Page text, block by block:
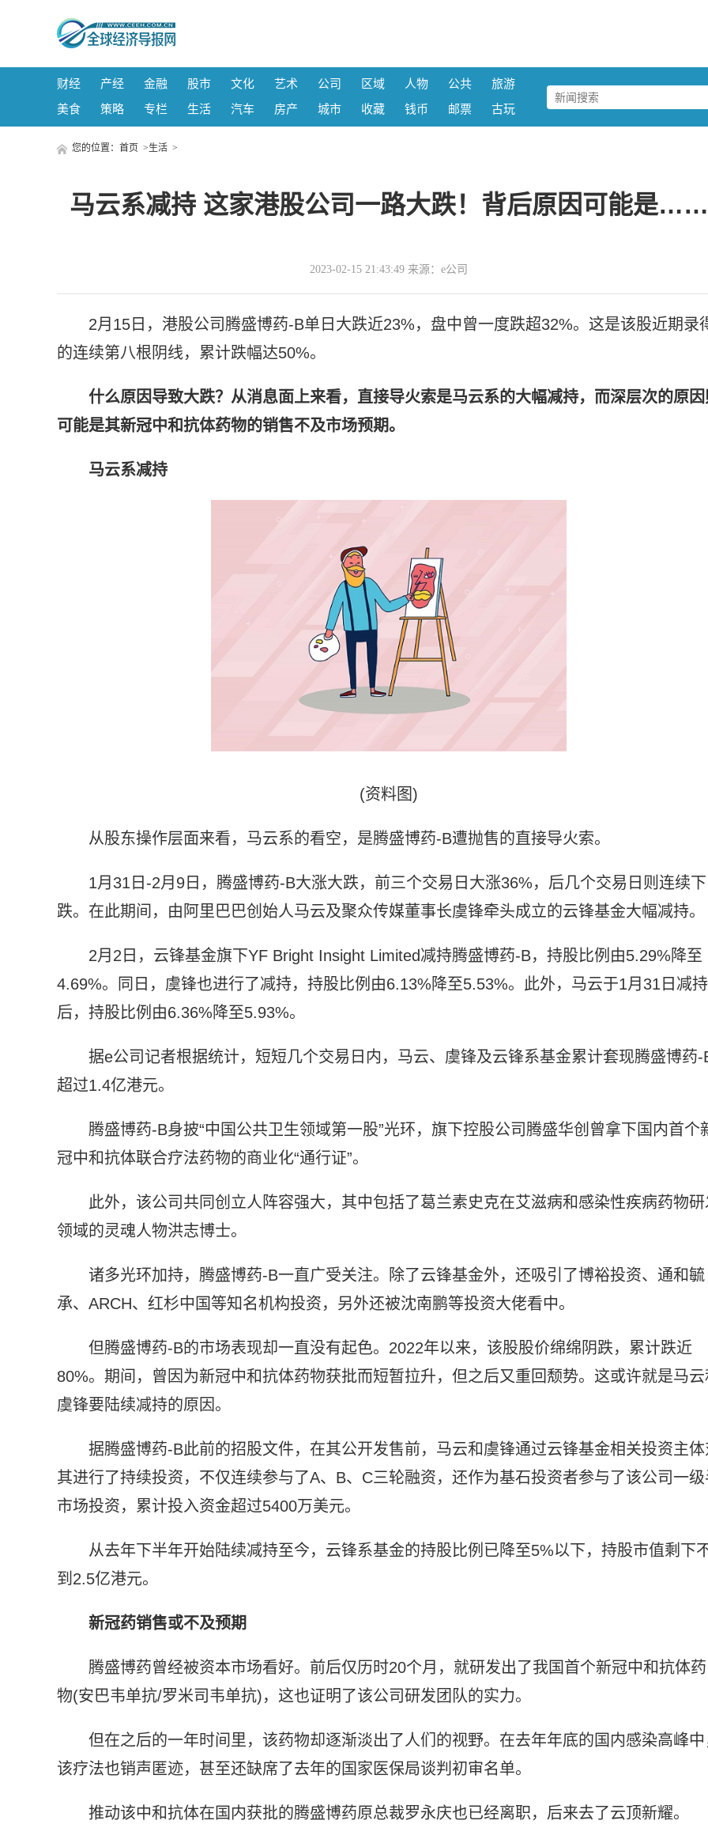
财经 产经 金融 股市 文化 艺术 公司 区域 人物 公共
旅游
美食
策略 专栏 生活 汽车 房产 城市 收藏 钱币 邮票 古玩
您的位置： 首页 >生活 >
马云系减持 这家港股公司一路大跌！背后原因可能是……
2023-02-15 21:43:49 来源：e公司
2月15日，港股公司腾盛博药-B单日大跌近23%，盘中曾一度跌超32%。这是该股近期录
的连续第八根阴线，累计跌幅达50%。
什么原因导致大跌？从消息面上来看，直接导火索是马云系的大幅减持，而深层次的原因
可能是其新冠中和抗体药物的销售不及市场预期。
马云系减持
(资料图)
从股东操作层面来看，马云系的看空，是腾盛博药-B遭抛售的直接导火索。
1月31日-2月9日，腾盛博药-B大涨大跌，前三个交易日大涨36%，后几个交易日则连续下
跌。在此期间，由阿里巴巴创始人马云及聚众传媒董事长虞锋牵头成立的云锋基金大幅减持。
2月2日，云锋基金旗下YF Bright Insight Limited减持腾盛博药-B，持股比例由5.29%降至
4.69%。同日，虞锋也进行了减持，持股比例由6.13%降至5.53%。此外，马云于1月31日减持
后，持股比例由6.36%降至5.93%。
据e公司记者根据统计，短短几个交易日内，马云、虞锋及云锋系基金累计套现腾盛博药-
超过1.4亿港元。
腾盛博药-B身披“中国公共卫生领域第一股”光环，旗下控股公司腾盛华创曾拿下国内首个
冠中和抗体联合疗法药物的商业化“通行证”。
此外，该公司共同创立人阵容强大，其中包括了葛兰素史克在艾滋病和感染性疾病药物研
领域的灵魂人物洪志博士。
诸多光环加持，腾盛博药-B一直广受关注。除了云锋基金外，还吸引了博裕投资、通和毓
承、ARCH、红杉中国等知名机构投资，另外还被沈南鹏等投资大佬看中。
但腾盛博药-B的市场表现却一直没有起色。2022年以来，该股股价绵绵阴跌，累计跌近
80%。期间，曾因为新冠中和抗体药物获批而短暂拉升，但之后又重回颓势。这或许就是马云
虞锋要陆续减持的原因。
据腾盛博药-B此前的招股文件，在其公开发售前，马云和虞锋通过云锋基金相关投资主体
其进行了持续投资，不仅连续参与了A、B、C三轮融资，还作为基石投资者参与了该公司一级
市场投资，累计投入资金超过5400万美元。
从去年下半年开始陆续减持至今，云锋系基金的持股比例已降至5%以下，持股市值剩下
到2.5亿港元。
新冠药销售或不及预期
腾盛博药曾经被资本市场看好。前后仅历时20个月，就研发出了我国首个新冠中和抗体药
物(安巴韦单抗/罗米司韦单抗)，这也证明了该公司研发团队的实力。
但在之后的一年时间里，该药物却逐渐淡出了人们的视野。在去年年底的国内感染高峰中
该疗法也销声匿迹，甚至还缺席了去年的国家医保局谈判初审名单。
推动该中和抗体在国内获批的腾盛博药原总裁罗永庆也已经离职，后来去了云顶新耀。